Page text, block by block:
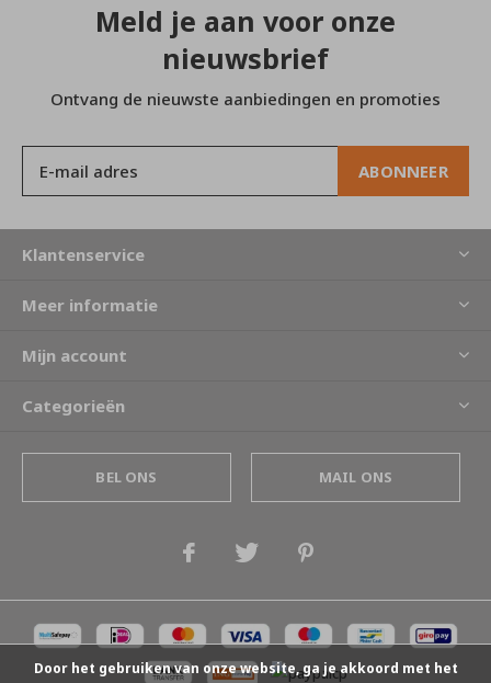
Meld je aan voor onze
nieuwsbrief
Ontvang de nieuwste aanbiedingen en promoties
ABONNEER
Klantenservice
Meer informatie
Mijn account
Categorieën
BEL ONS MAIL ONS
Door het gebruiken van onze website, ga je akkoord met het